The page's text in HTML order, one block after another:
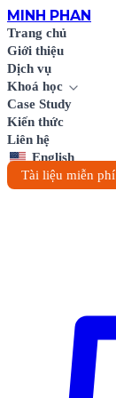
MINH PHAN
Trang chủ
Giới thiệu
Dịch vụ
Khoá học
Case Study
Kiến thức
Liên hệ
English
Tài liệu miễn phí